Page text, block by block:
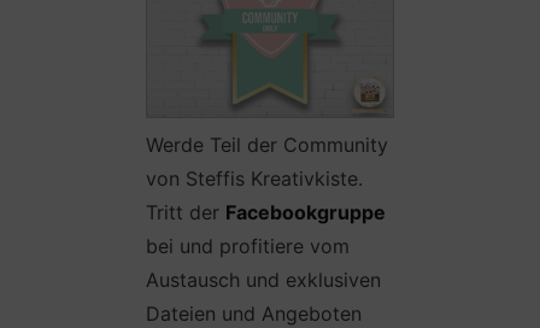
Werde Teil der Community
von Steffis Kreativkiste.
Tritt der Facebookgruppe
bei und profitiere vom
Austausch und exklusiven
Dateien und Angeboten